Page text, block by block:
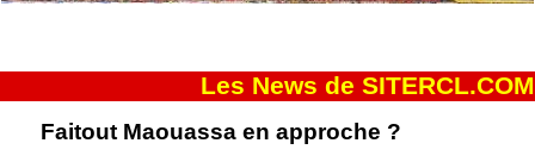
Les News de SITERCL.COM
Faitout Maouassa en approche ?